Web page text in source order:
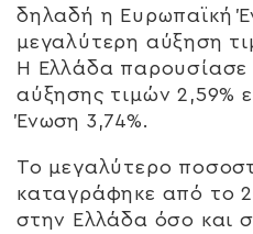
δηλαδή η Ευρωπαϊκή
μεγαλύτερη αύξηση
Η Ελλάδα παρουσίασε
αύξησης τιμών 2,59%
Ένωση 3,74%.
Το μεγαλύτερο
καταγράφηκε από το
στην Ελλάδα όσο και